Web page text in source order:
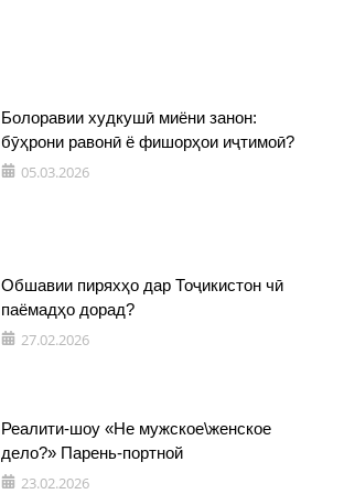
Болоравии худкушӣ миёни занон:
бӯҳрони равонӣ ё фишорҳои иҷтимоӣ?
05.03.2026
Обшавии пиряхҳо дар Тоҷикистон чӣ
паёмадҳо дорад?
27.02.2026
Реалити-шоу «Не мужское\женское
дело?» Парень-портной
23.02.2026